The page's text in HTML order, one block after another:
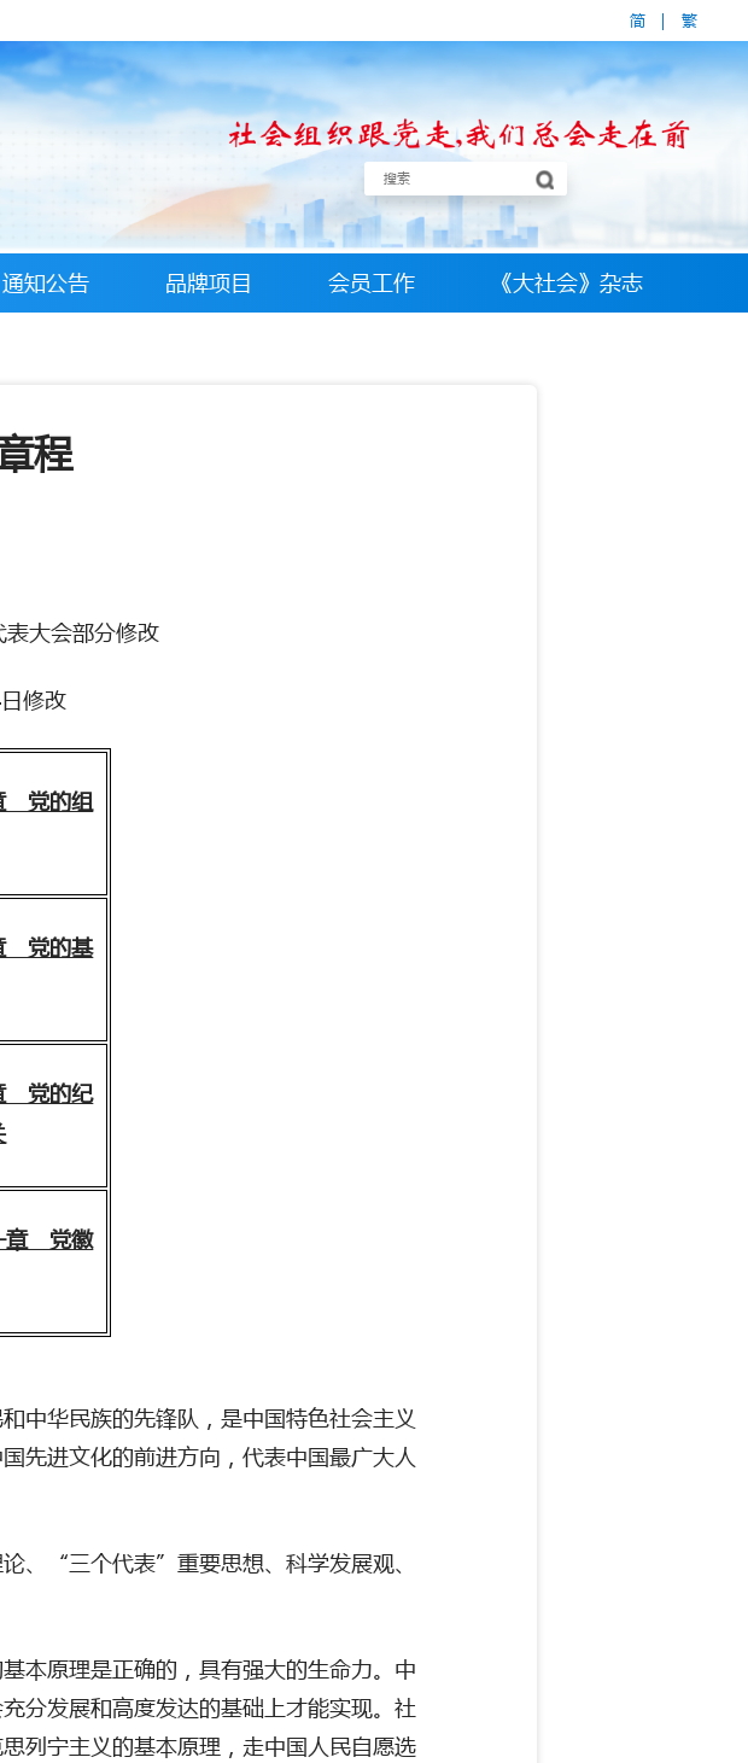
简 | 繁
通知公告 品牌项目 会员工作 《大社会》杂志
程
大会部分修改
修改
党的组
党的基
党的纪
章 党徽
中华民族的先锋队，是中国特色社会主义
先进文化的前进方向，代表中国最广大人
、
“三个代表”重要思想、科学发展观、
本原理是正确的，具有强大的生命力。中
分发展和高度发达的基础上才能实现。社
列宁主义的基本原理，走中国人民自愿选